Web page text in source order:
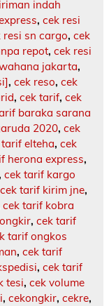
indah
, cek resi
resi sn cargo, cek
repot, cek resi
jakarta,
, cek reso, cek
, cek tarif, cek
baraka sarana
2020, cek
elteha, cek
herona express,
cek tarif kargo
cek tarif kirim jne,
cek tarif kobra
, cek tarif
tarif ongkos
, cek tarif
, cek tarif
tesi, cek volume
, cekongkir, cekre,